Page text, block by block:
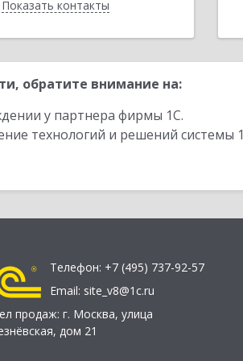
Показать контакты
Назад
обратите внимание на:
у партнера фирмы 1С.
технологий и решений системы
Телефон: +7 (495) 737-92-57
Email: site_v8@1c.ru
продаж: г. Москва, улица
дом 21